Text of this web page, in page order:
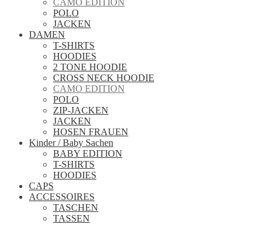
CAMO EDITION
POLO
JACKEN
DAMEN
T-SHIRTS
HOODIES
2 TONE HOODIE
CROSS NECK HOODIE
CAMO EDITION
POLO
ZIP-JACKEN
JACKEN
HOSEN FRAUEN
Kinder / Baby Sachen
BABY EDITION
T-SHIRTS
HOODIES
CAPS
ACCESSOIRES
TASCHEN
TASSEN